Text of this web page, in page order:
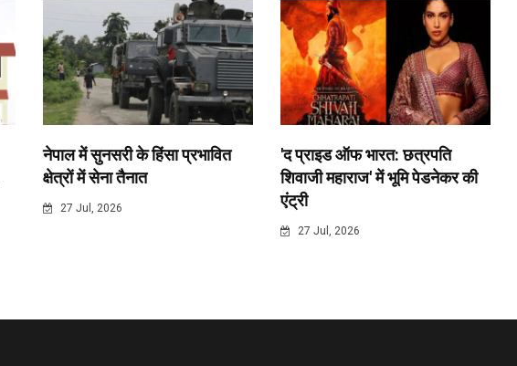
नेपाल में सुनसरी के हिंसा प्रभावित
क्षेत्रों में सेना तैनात
27 Jul, 2026
'द प्राइड ऑफ भारत: छत्रपति
शिवाजी महाराज' में भूमि पेडनेकर की
एंट्री
27 Jul, 2026